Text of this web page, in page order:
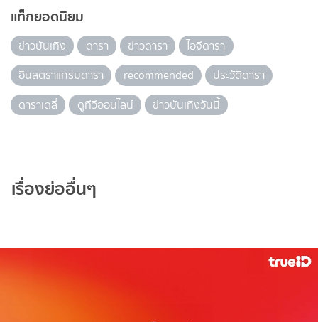
แท็กยอดนิยม
ข่าวบันเทิง ดารา ข่าวดารา
ไอจีดารา
อินสตราแกรมดารา
recommended
ประวัติดารา
ดาราเดลี่
ดูทีวีออนไลน์ ข่าวบันเทิงวันนี้
เรื่องย่ออื่นๆ